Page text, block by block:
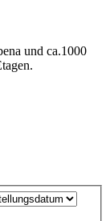
und ca.1000